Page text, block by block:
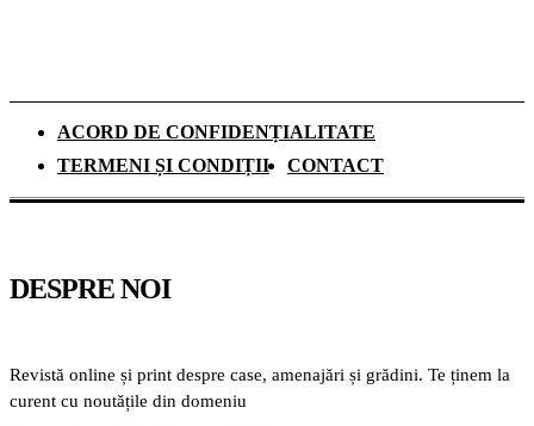
ACORD DE CONFIDENȚIALITATE
TERMENI ȘI CONDIȚII
CONTACT
DESPRE NOI
Revistă online și print despre case, amenajări și grădini. Te ținem la
curent cu noutățile din domeniu